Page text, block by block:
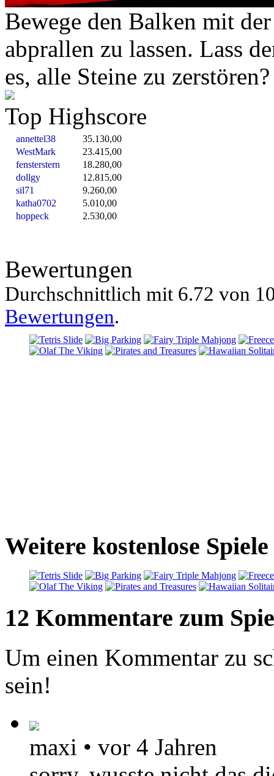
Bewege den Balken mit
abprallen zu lassen. Lass
es, alle Steine zu zerstören?
Top Highscore
annettel38
35.130,00
WestMark
23.415,00
fensterstern
18.280,00
dollgy
12.815,00
sil71
9.260,00
katha0702
5.010,00
hoppeck
2.530,00
Bewertungen
Durchschnittlich mit 6.72 von
Bewertungen.
Weitere kostenlose
12 Kommentare zum
Um einen Kommentar zu
sein!
maxi • vor 4 Jahren